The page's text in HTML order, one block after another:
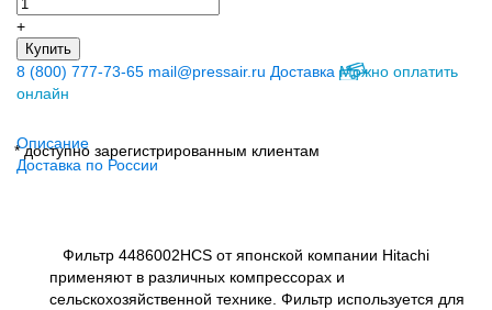
+
Купить
8 (800) 777-73-65 mail@pressair.ru Доставка Можно оплатить
онлайн
* доступно зарегистрированным клиентам
Описание
Доставка по России
Фильтр 4486002HCS от японской компании Hitachi
применяют в различных компрессорах и
сельскохозяйственной технике. Фильтр используется для